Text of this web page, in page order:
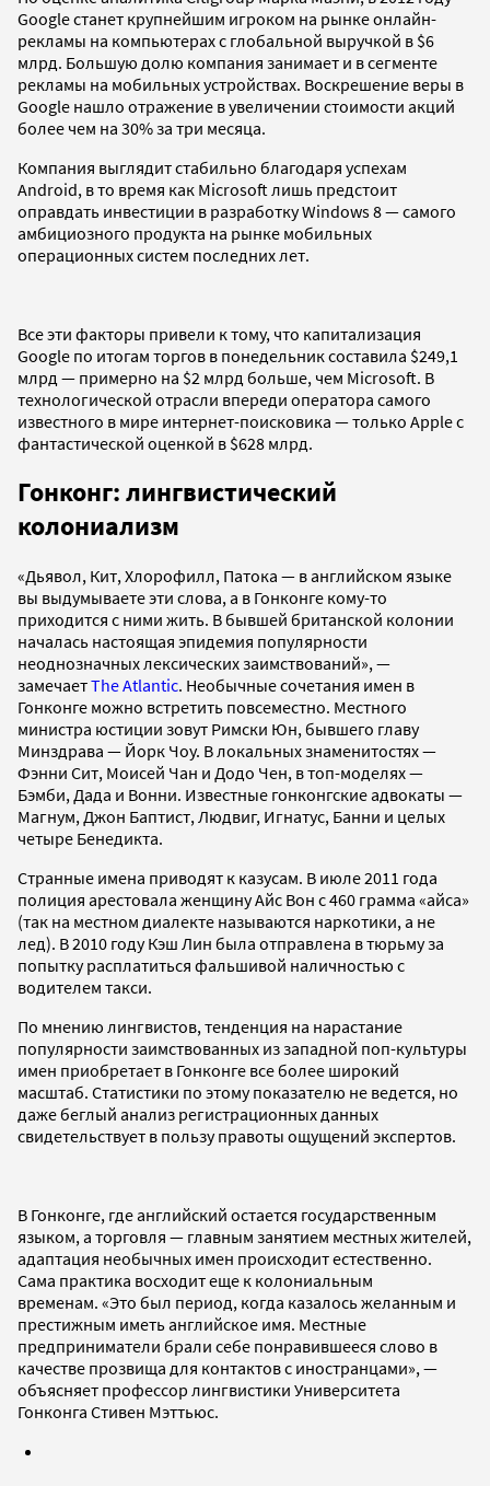
Google станет крупнейшим игроком на рынке онлайн-
рекламы на компьютерах с глобальной выручкой в $6
млрд. Большую долю компания занимает и в сегменте
рекламы на мобильных устройствах. Воскрешение веры в
Google нашло отражение в увеличении стоимости акций
более чем на 30% за три месяца.
Компания выглядит стабильно благодаря успехам
Android, в то время как Microsoft лишь предстоит
оправдать инвестиции в разработку Windows 8 — самого
амбициозного продукта на рынке мобильных
операционных систем последних лет.
Все эти факторы привели к тому, что капитализация
Google по итогам торгов в понедельник составила $249,1
млрд — примерно на $2 млрд больше, чем Microsoft. В
технологической отрасли впереди оператора самого
известного в мире интернет-поисковика — только Apple с
фантастической оценкой в $628 млрд.
Гонконг: лингвистический
колониализм
«Дьявол, Кит, Хлорофилл, Патока — в английском языке
вы выдумываете эти слова, а в Гонконге кому-то
приходится с ними жить. В бывшей британской колонии
началась настоящая эпидемия популярности
неоднозначных лексических заимствований», —
замечаетThe Atlantic. Необычные сочетания имен в
Гонконге можно встретить повсеместно. Местного
министра юстиции зовут Римски Юн, бывшего главу
Минздрава — Йорк Чоу. В локальных знаменитостях —
Фэнни Сит, Моисей Чан и Додо Чен, в топ-моделях —
Бэмби, Дада и Вонни. Известные гонконгские адвокаты —
Магнум, Джон Баптист, Людвиг, Игнатус, Банни и целых
четыре Бенедикта.
Странные имена приводят к казусам. В июле 2011 года
полиция арестовала женщину Айс Вон с 460 грамма «айса»
(так на местном диалекте называются наркотики, а не
лед). В 2010 году Кэш Лин была отправлена в тюрьму за
попытку расплатиться фальшивой наличностью с
водителем такси.
По мнению лингвистов, тенденция на нарастание
популярности заимствованных из западной поп-культуры
имен приобретает в Гонконге все более широкий
масштаб. Статистики по этому показателю не ведется, но
даже беглый анализ регистрационных данных
свидетельствует в пользу правоты ощущений экспертов.
В Гонконге, где английский остается государственным
языком, а торговля — главным занятием местных жителей,
адаптация необычных имен происходит естественно.
Сама практика восходит еще к колониальным
временам. «Это был период, когда казалось желанным и
престижным иметь английское имя. Местные
предприниматели брали себе понравившееся слово в
качестве прозвища для контактов с иностранцами», —
объясняет профессор лингвистики Университета
Гонконга Стивен Мэттьюс.